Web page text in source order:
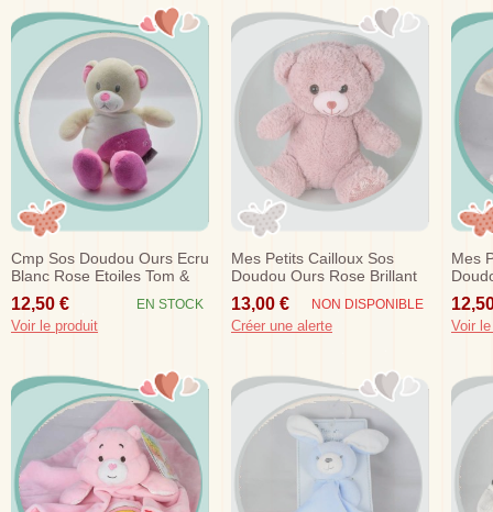
Cmp Sos Doudou Ours Ecru
Blanc Rose Etoiles Tom &
Zoe
12,50 € EN STOCK
Voir le produit
Mes Petits Cailloux Sos
Doudou Ours Rose Brillant
13,00 € NON DISPONIBLE
Créer une alerte
Mes
Blanc
Voir